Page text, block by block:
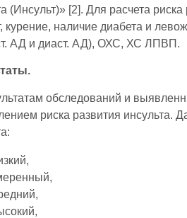
(Инсульт)» [2]. Для расчета
курение, наличие диабета и
АД и диаст. АД), ОХС, ХС ЛПВП.
обследований и
риска развития инсульта.